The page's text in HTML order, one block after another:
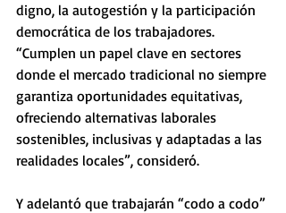
digno, la autogestión y la participación
democrática de los trabajadores.
“Cumplen un papel clave en sectores
donde el mercado tradicional no siempre
garantiza oportunidades equitativas,
ofreciendo alternativas laborales
sostenibles, inclusivas y adaptadas a las
realidades locales”, consideró.
Y adelantó que trabajarán “codo a codo”